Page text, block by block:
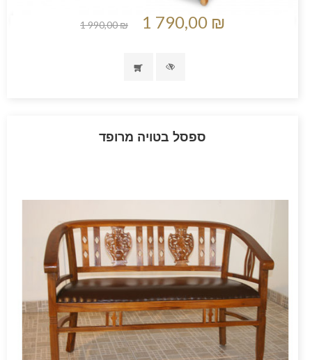
1 990,00 ₪ 1 790,00 ₪
ספסל בטויה מרופד